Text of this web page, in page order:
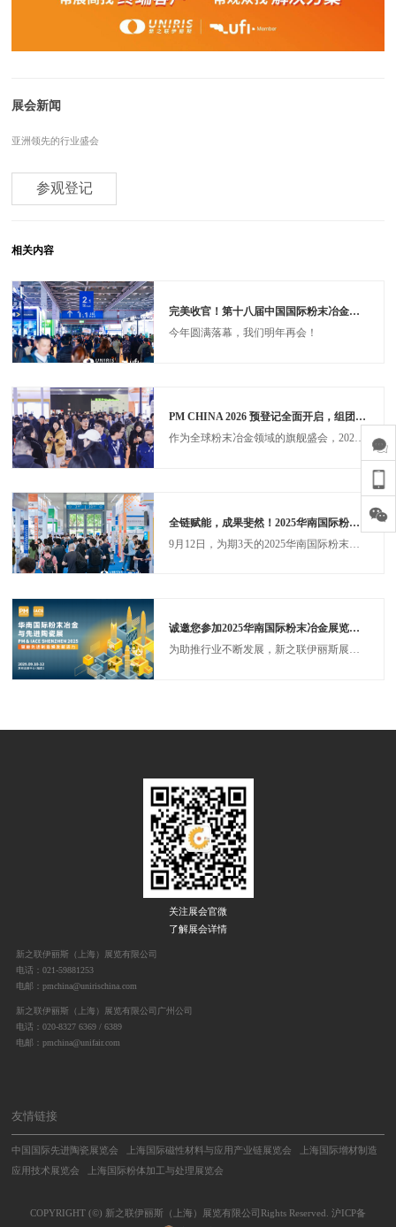
展会新闻
亚洲领先的行业盛会
参观登记
相关内容
完美收官！第十八届中国国际粉末冶金及硬质合金展圆满落幕，三天先进制造盛宴铸就产业新标杆！
今年圆满落幕，我们明年再会！
PM CHINA 2026 预登记全面开启，组团参观更享VIP福利！
作为全球粉末冶金领域的旗舰盛会，2026第十八届中国国际粉末冶金及硬质合金展览会（PM CHINA 2026）将于2026年3月24-26日 在国家会展中心（上海）1.1馆 & 2.1馆 盛大启幕！同期联动先进陶瓷展、磁性材料展、增材制造展、粉体加工展。五展协同，总规模可覆盖55,000㎡超大展区，达到80,000+人次专业观众。展会将携手1,000+家 中外名企，共同助力粉末冶金产业升级！
全链赋能，成果斐然！2025华南国际粉末冶金与先进陶瓷展览会圆满落幕！
诚邀您参加2025华南国际粉末冶金展览会！
为助推行业不断发展，新之联伊丽斯展览公司主办的华南国际粉末冶金展览会(PM SHENZHEN 2025)将于2025年9月10至12日在深圳会展中心福田展馆2号馆隆重举办！届时将携手300家展商在面积超30,000平方米的展厅内集中展出粉末冶金领域的高性能原材料、前沿技术设备、开创性产品及行业领先的解决方案，推动华南先进制造市场迸发新动能，带来海量发展机遇！
关注展会官微
了解展会详情
新之联伊丽斯（上海）展览有限公司
电话：021-59881253
电邮：pmchina@unirischina.com
新之联伊丽斯（上海）展览有限公司广州公司
电话：020-8327 6369 / 6389
电邮：pmchina@unifair.com
友情链接
中国国际先进陶瓷展览会 上海国际磁性材料与应用产业链展览会
上海国际增材制造
应用技术展览会
上海国际粉体加工与处理展览会
COPYRIGHT (©) 新之联伊丽斯（上海）展览有限公司Rights Reserved. 沪ICP备